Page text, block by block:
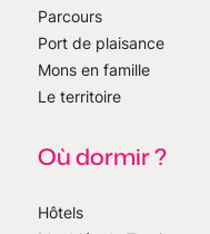
Parcours
Port de plaisance
Mons en famille
Le territoire
Où dormir ?
Hôtels